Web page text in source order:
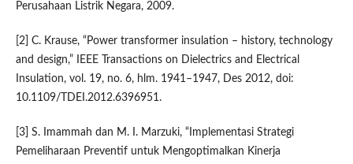
Perusahaan Listrik Negara, 2009.
[2] C. Krause, “Power transformer insulation – history, technology
and design,” IEEE Transactions on Dielectrics and Electrical
Insulation, vol. 19, no. 6, hlm. 1941–1947, Des 2012, doi:
10.1109/TDEI.2012.6396951.
[3] S. Imammah dan M. I. Marzuki, “Implementasi Strategi
Pemeliharaan Preventif untuk Mengoptimalkan Kinerja